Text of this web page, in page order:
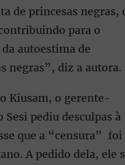
de princesas negras,
para o
autoestima de
negras”, diz a autora.
Kiusam, o gerente-
Sesi pediu desculpas à
que a “censura” foi
A pedido dela, ele